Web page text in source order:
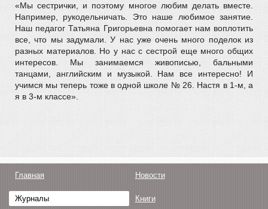
«Мы сестрички, и поэтому многое любим делать вместе.
Например, рукодельничать. Это наше любимое занятие.
Наш педагог Татьяна Григорьевна помогает нам воплотить
все, что мы задумали. У нас уже очень много поделок из
разных материалов. Но у нас с сестрой еще много общих
интересов. Мы занимаемся живописью, бальными
танцами, английским и музыкой. Нам все интересно! И
учимся мы теперь тоже в одной школе № 26. Настя в 1-м, а
я в 3-м классе».
Главная Новости
Журналы Книги